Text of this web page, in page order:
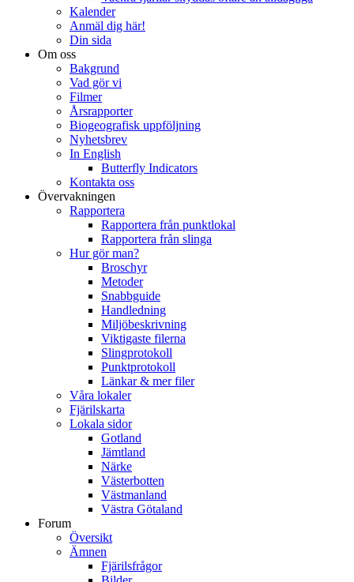
Kalender
Anmäl dig här!
Din sida
Om oss
Bakgrund
Vad gör vi
Filmer
Årsrapporter
Biogeografisk uppföljning
Nyhetsbrev
In English
Butterfly Indicators
Kontakta oss
Övervakningen
Rapportera
Rapportera från punktlokal
Rapportera från slinga
Hur gör man?
Broschyr
Metoder
Snabbguide
Handledning
Miljöbeskrivning
Viktigaste filerna
Slingprotokoll
Punktprotokoll
Länkar & mer filer
Våra lokaler
Fjärilskarta
Lokala sidor
Gotland
Jämtland
Närke
Västerbotten
Västmanland
Västra Götaland
Forum
Översikt
Ämnen
Fjärilsfrågor